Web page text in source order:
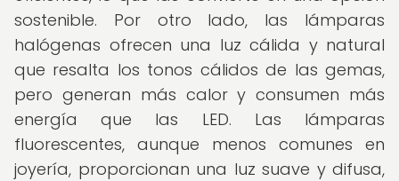
sostenible. Por otro lado, las lámparas
halógenas ofrecen una luz cálida y natural
que resalta los tonos cálidos de las gemas,
pero generan más calor y consumen más
energía que las LED. Las lámparas
fluorescentes, aunque menos comunes en
joyería, proporcionan una luz suave y difusa,